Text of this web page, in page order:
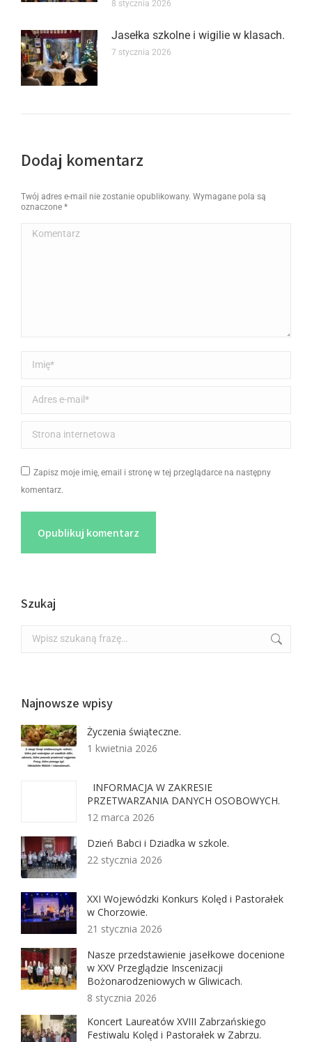
8 stycznia 2026
Jasełka szkolne i wigilie w klasach.
7 stycznia 2026
Dodaj komentarz
Twój adres e-mail nie zostanie opublikowany. Wymagane pola są
oznaczone *
Komentarz
Imię *
Adres e-mail *
Strona internetowa
Zapisz moje imię, email i stronę w tej przeglądarce na następny
komentarz.
Opublikuj komentarz
Szukaj
Najnowsze wpisy
Życzenia świąteczne.
1 kwietnia 2026
INFORMACJA W ZAKRESIE
PRZETWARZANIA DANYCH OSOBOWYCH.
12 marca 2026
Dzień Babci i Dziadka w szkole.
22 stycznia 2026
XXI Wojewódzki Konkurs Kolęd i Pastorałek
w Chorzowie.
21 stycznia 2026
Nasze przedstawienie jasełkowe docenione
w XXV Przeglądzie Inscenizacji
Bożonarodzeniowych w Gliwicach.
8 stycznia 2026
Koncert Laureatów XVIII Zabrzańskiego
Festiwalu Kolęd i Pastorałek w Zabrzu.